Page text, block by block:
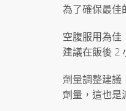
為了確保最佳
空腹服用為佳
建議在飯後 2
劑量調整建議
劑量，這也是